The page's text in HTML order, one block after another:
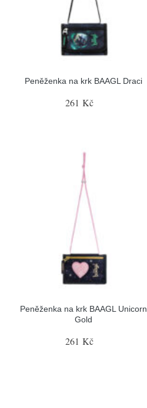
Peněženka na krk BAAGL Draci
261 Kč
Peněženka na krk BAAGL Unicorn
Gold
261 Kč